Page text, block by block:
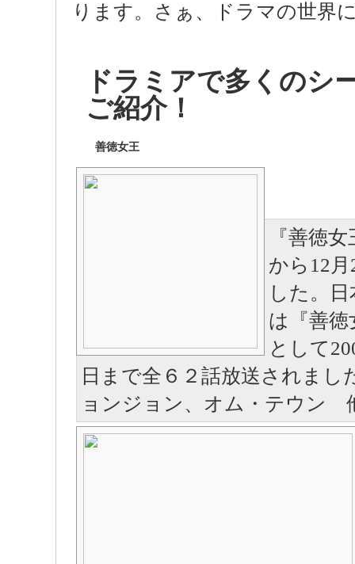
ります。さぁ、ドラマの世界
ドラミアで多くのシ
ご紹介！
善徳女王
『善徳
から12
した。
は『善徳
として
日まで全６２話放送されま
ョンジョン、オム・テウン